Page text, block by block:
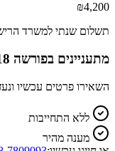
₪4,200
תשלום שנתי למשרד
מתעניינים בפורשה 718
השאירו פרטים עכשיו
ללא התחייבות
מענה מהיר